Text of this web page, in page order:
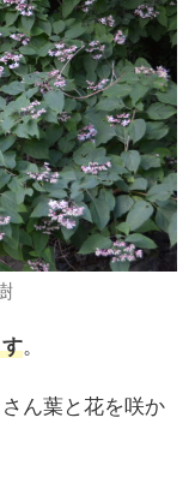
。
ん葉と花を咲か